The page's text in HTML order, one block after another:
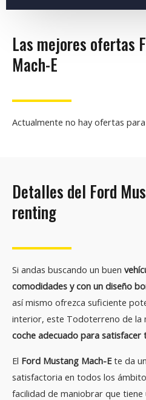
Las mejores ofertas
Mach-E
Actualmente no hay ofertas
Detalles del Ford
renting
Si andas buscando un buen
comodidades y con un diseño
así mismo ofrezca suficiente
interior, este Todoterreno de la
coche adecuado para satisfacer
El Ford Mustang Mach-Ete da
satisfactoria en todos los
facilidad de maniobrar que